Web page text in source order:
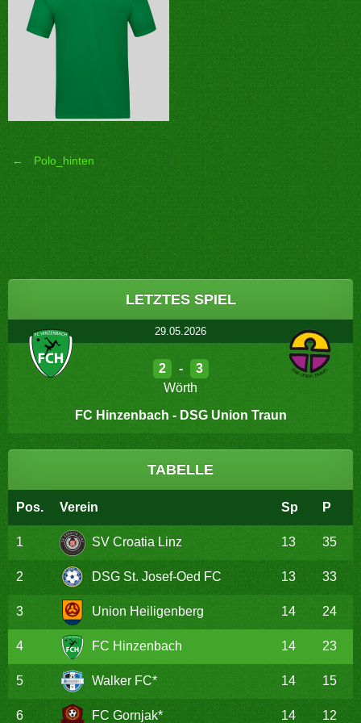
Post
navigation
← Polo_hinten
LETZTES SPIEL
29.05.2026
2 -
3
Wörth
FC Hinzenbach - DSG Union Traun
TABELLE
Pos. Verein Sp P
1 SV Croatia Linz 13 35
2 DSG St. Josef-Oed FC 13 33
3 Union Heiligenberg 14 24
4 FC Hinzenbach 14 23
5 Walker FC* 14 15
6 FC Gornjak* 14 12